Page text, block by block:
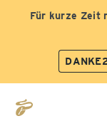
Für kurze Zeit